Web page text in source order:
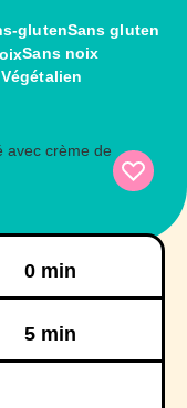
Sans gluten
Sans noix
Végétalien
0 min
5 min